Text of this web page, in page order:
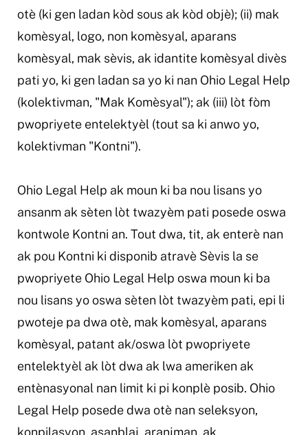
otè (ki gen ladan kòd sous ak kòd objè); (ii) mak
komèsyal, logo, non komèsyal, aparans
komèsyal, mak sèvis, ak idantite komèsyal divès
pati yo, ki gen ladan sa yo ki nan Ohio Legal Help
(kolektivman, "Mak Komèsyal"); ak (iii) lòt fòm
pwopriyete entelektyèl (tout sa ki anwo yo,
kolektivman "Kontni").
Ohio Legal Help ak moun ki ba nou lisans yo
ansanm ak sèten lòt twazyèm pati posede oswa
kontwole Kontni an. Tout dwa, tit, ak enterè nan
ak pou Kontni ki disponib atravè Sèvis la se
pwopriyete Ohio Legal Help oswa moun ki ba
nou lisans yo oswa sèten lòt twazyèm pati, epi li
pwoteje pa dwa otè, mak komèsyal, aparans
komèsyal, patant ak/oswa lòt pwopriyete
entelektyèl ak lòt dwa ak lwa ameriken ak
entènasyonal nan limit ki pi konplè posib. Ohio
Legal Help posede dwa otè nan seleksyon,
konpilasyon, asanblaj, aranjman, ak